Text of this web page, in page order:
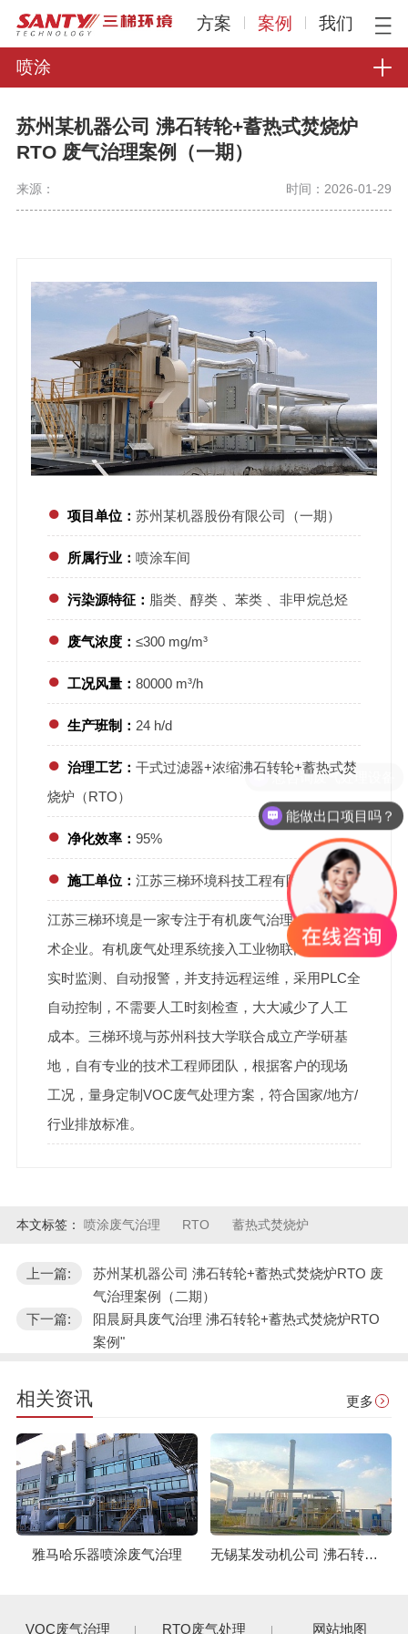
方案 案例 我们
喷涂
苏州某机器公司 沸石转轮+蓄热式焚烧炉
RTO 废气治理案例（一期）
来源： 时间：2026-01-29
● 项目单位： 苏州某机器股份有限公司（一期）
● 所属行业： 喷涂车间
● 污染源特征： 脂类、醇类 、苯类 、非甲烷总烃
● 废气浓度： ≤300 mg/m³
● 工况风量： 80000 m³/h
● 生产班制： 24 h/d
● 治理工艺： 干式过滤器+浓缩沸石转轮+蓄热式焚
烧炉（RTO）
● 净化效率： 95%
● 施工单位： 江苏三梯环境科技工程有限公司
江苏三梯环境是一家专注于有机废气治理的高新技
术企业。有机废气处理系统接入工业物联网，实现
实时监测、自动报警，并支持远程运维，采用PLC全
自动控制，不需要人工时刻检查，大大减少了人工
成本。三梯环境与苏州科技大学联合成立产学研基
地，自有专业的技术工程师团队，根据客户的现场
工况，量身定制VOC废气处理方案，符合国家/地方/
行业排放标准。
本文标签： 喷涂废气治理 RTO 蓄热式焚烧炉
上一篇:
苏州某机器公司 沸石转轮+蓄热式焚烧炉RTO 废
气治理案例（二期）
下一篇:
阳晨厨具废气治理 沸石转轮+蓄热式焚烧炉RTO
案例"
相关资讯 更多
雅马哈乐器喷涂废气治理 无锡某发动机公司 沸石转轮+蓄热式焚烧炉RTO 废气治理案例
VOC废气治理 RTO废气处理 网站地图
想咨询废气处理设备
能做出口项目吗？